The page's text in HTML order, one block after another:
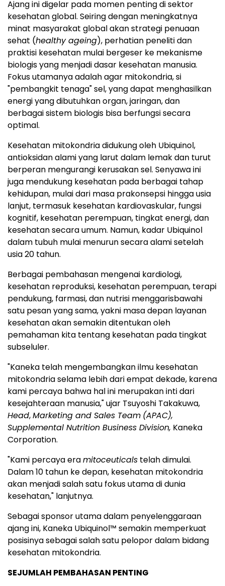
Ajang ini digelar pada momen penting di sektor
kesehatan global. Seiring dengan meningkatnya
minat masyarakat global akan strategi penuaan
sehat (healthy ageing), perhatian peneliti dan
praktisi kesehatan mulai bergeser ke mekanisme
biologis yang menjadi dasar kesehatan manusia.
Fokus utamanya adalah agar mitokondria, si
"pembangkit tenaga" sel, yang dapat menghasilkan
energi yang dibutuhkan organ, jaringan, dan
berbagai sistem biologis bisa berfungsi secara
optimal.
Kesehatan mitokondria didukung oleh Ubiquinol,
antioksidan alami yang larut dalam lemak dan turut
berperan mengurangi kerusakan sel. Senyawa ini
juga mendukung kesehatan pada berbagai tahap
kehidupan, mulai dari masa prakonsepsi hingga usia
lanjut, termasuk kesehatan kardiovaskular, fungsi
kognitif, kesehatan perempuan, tingkat energi, dan
kesehatan secara umum. Namun, kadar Ubiquinol
dalam tubuh mulai menurun secara alami setelah
usia 20 tahun.
Berbagai pembahasan mengenai kardiologi,
kesehatan reproduksi, kesehatan perempuan, terapi
pendukung, farmasi, dan nutrisi menggarisbawahi
satu pesan yang sama, yakni masa depan layanan
kesehatan akan semakin ditentukan oleh
pemahaman kita tentang kesehatan pada tingkat
subseluler.
"Kaneka telah mengembangkan ilmu kesehatan
mitokondria selama lebih dari empat dekade, karena
kami percaya bahwa hal ini merupakan inti dari
kesejahteraan manusia," ujar Tsuyoshi Takakuwa,
Head,Marketing and Sales Team (APAC),
Supplemental Nutrition Business Division, Kaneka
Corporation.
"Kami percaya eramitoceuticals telah dimulai.
Dalam 10 tahun ke depan, kesehatan mitokondria
akan menjadi salah satu fokus utama di dunia
kesehatan," lanjutnya.
Sebagai sponsor utama dalam penyelenggaraan
ajang ini, Kaneka Ubiquinol™ semakin memperkuat
posisinya sebagai salah satu pelopor dalam bidang
kesehatan mitokondria.
SEJUMLAH PEMBAHASAN PENTING